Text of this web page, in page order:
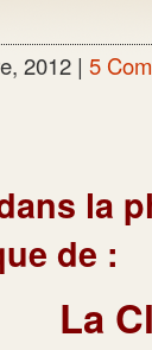
2012 | 5
la
de :
La